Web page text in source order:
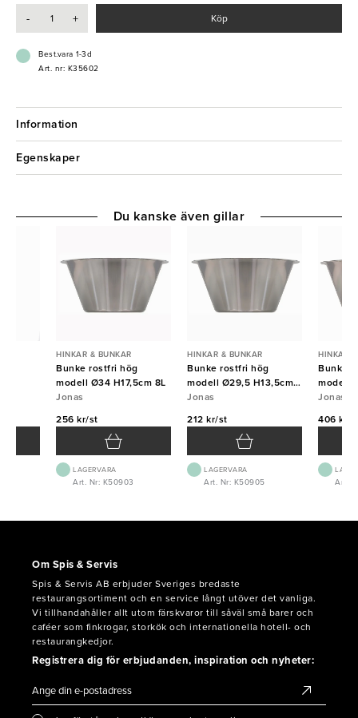
- Stapelbar
- + Köp
Best.vara 1-3d
Art. nr: K35602
Information
Egenskaper
HINKAR & BUNKAR
Bunke rostfri hög
modell Ø34 H17,5cm 8L
Jonas
256 kr/st
LAGERVARA
Art. Nr: K50903
HINKAR & BUNKAR
Bunke rostfri hög
modell Ø29,5 H13,5cm
5L
Jonas
212 kr/st
LAGERVARA
Art. Nr: K50905
HINKAR
Bunke
modell
Jonas
406 kr/
Art.
Du kanske även gillar
Om Spis & Servis
Spis & Servis AB erbjuder Sveriges bredaste
restaurangsortiment och en service långt utöver det vanliga.
Vi tillhandahåller allt utom färskvaror till såväl små barer och
caféer som finkrogar, storkök och internationella hotell- och
restaurangkedjor.
Registrera dig för erbjudanden, inspiration och nyheter: